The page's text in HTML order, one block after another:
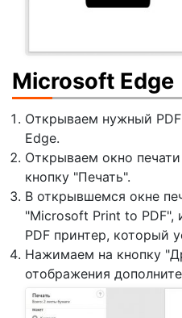
Microsoft Edge
Открываем нужный
Edge.
Открываем окно
кнопку "Печать".
В открывшемся окне
"Microsoft Print to PDF",
PDF принтер, который
Нажимаем на кнопку
отображения